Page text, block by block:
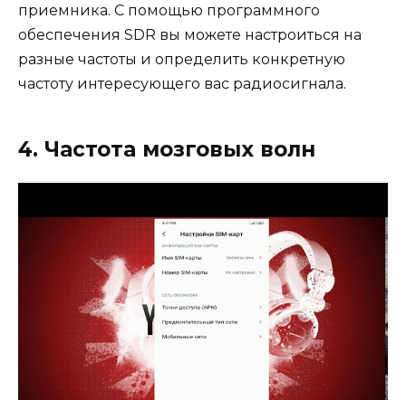
приемника. С помощью программного
обеспечения SDR вы можете настроиться на
разные частоты и определить конкретную
частоту интересующего вас радиосигнала.
4. Частота мозговых волн